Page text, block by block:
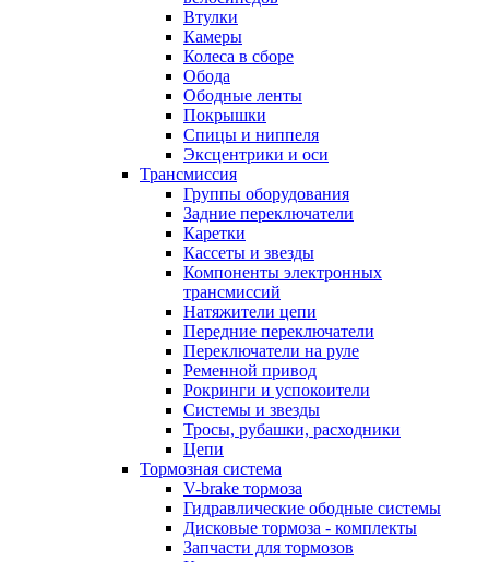
Втулки
Камеры
Колеса в сборе
Обода
Ободные ленты
Покрышки
Спицы и ниппеля
Эксцентрики и оси
Трансмиссия
Группы оборудования
Задние переключатели
Каретки
Кассеты и звезды
Компоненты электронных
трансмиссий
Натяжители цепи
Передние переключатели
Переключатели на руле
Ременной привод
Рокринги и успокоители
Системы и звезды
Тросы, рубашки, расходники
Цепи
Тормозная система
V-brake тормоза
Гидравлические ободные системы
Дисковые тормоза - комплекты
Запчасти для тормозов